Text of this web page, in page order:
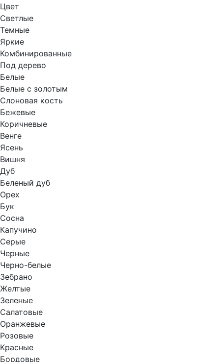
Цвет
Светлые
Темные
Яркие
Комбинированные
Под дерево
Белые
Белые с золотым
Слоновая кость
Бежевые
Коричневые
Венге
Ясень
Вишня
Дуб
Беленый дуб
Орех
Бук
Сосна
Капучино
Серые
Черные
Черно-белые
Зебрано
Желтые
Зеленые
Салатовые
Оранжевые
Розовые
Красные
Бордовые